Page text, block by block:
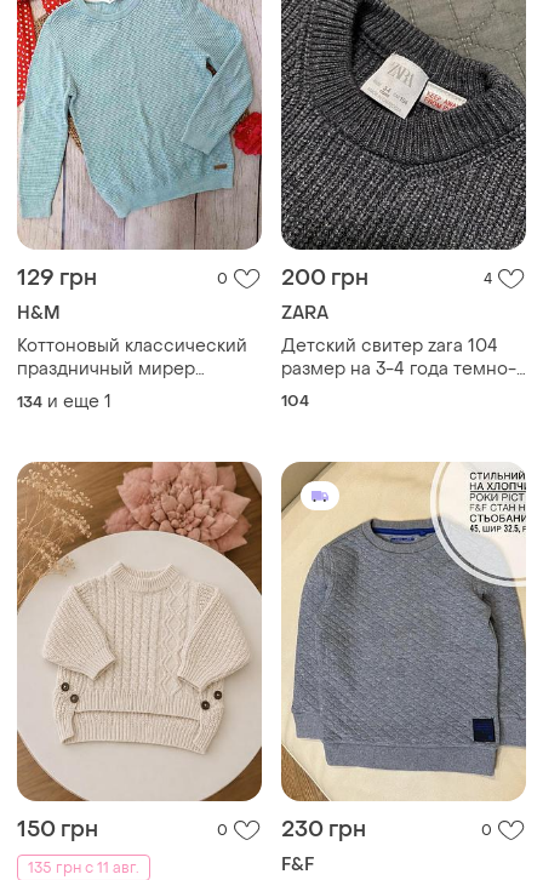
129 грн 0
H&M
Коттоновый классический
праздничный мирер
джемпер для мальчика
134 и еще 1
200 грн 4
ZARA
Детский свитер zara 104
размер на 3-4 года темно-
серый
104
150 грн
0
135 грн с 11 авг.
230 грн 0
F&F